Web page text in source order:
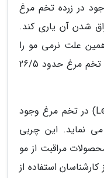
در زرده تخم مرغ
شدن آن یاری کند.
همین علت نرمی مو را
افزایش می دهد. در هر 100 گرم زرده تخم مرغ حدود 26/5
چربی خاصی به نام لسیتین (Lecithin) در تخم مرغ وجود
نماید. این چربی
مراقبت از مو
استفاده از